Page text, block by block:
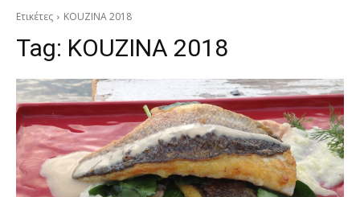
Ετικέτες KOUZINA 2018
Tag: KOUZINA 2018